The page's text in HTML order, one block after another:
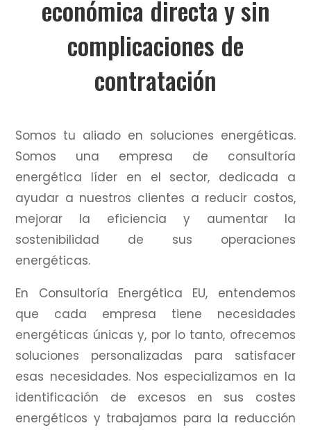
económica directa y sin
complicaciones de
contratación
Somos tu aliado en soluciones energéticas.
Somos una empresa de consultoría
energética líder en el sector, dedicada a
ayudar a nuestros clientes a reducir costos,
mejorar la eficiencia y aumentar la
sostenibilidad de sus operaciones
energéticas.
En Consultoría Energética EU, entendemos
que cada empresa tiene necesidades
energéticas únicas y, por lo tanto, ofrecemos
soluciones personalizadas para satisfacer
esas necesidades. Nos especializamos en la
identificación de excesos en sus costes
energéticos y trabajamos para la reducción